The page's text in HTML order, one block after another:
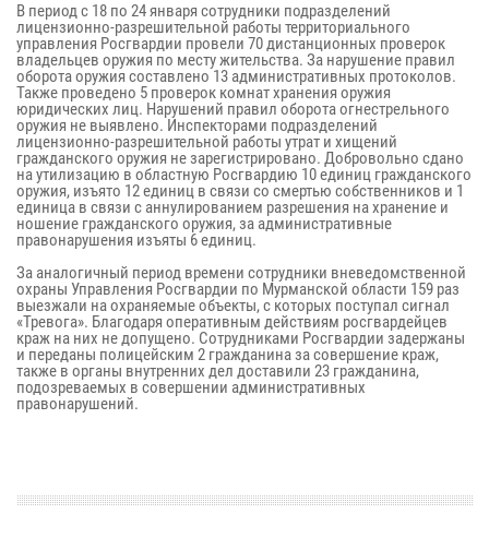
В период с 18 по 24 января сотрудники подразделений
лицензионно-разрешительной работы территориального
управления Росгвардии провели 70 дистанционных проверок
владельцев оружия по месту жительства. За нарушение правил
оборота оружия составлено 13 административных протоколов.
Также проведено 5 проверок комнат хранения оружия
юридических лиц. Нарушений правил оборота огнестрельного
оружия не выявлено. Инспекторами подразделений
лицензионно-разрешительной работы утрат и хищений
гражданского оружия не зарегистрировано. Добровольно сдано
на утилизацию в областную Росгвардию 10 единиц гражданского
оружия, изъято 12 единиц в связи со смертью собственников и 1
единица в связи с аннулированием разрешения на хранение и
ношение гражданского оружия, за административные
правонарушения изъяты 6 единиц.
За аналогичный период времени сотрудники вневедомственной
охраны Управления Росгвардии по Мурманской области 159 раз
выезжали на охраняемые объекты, с которых поступал сигнал
«Тревога». Благодаря оперативным действиям росгвардейцев
краж на них не допущено. Сотрудниками Росгвардии задержаны
и переданы полицейским 2 гражданина за совершение краж,
также в органы внутренних дел доставили 23 гражданина,
подозреваемых в совершении административных
правонарушений.